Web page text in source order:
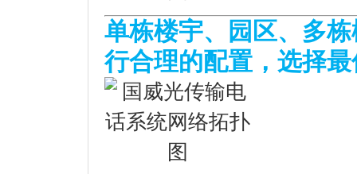
单栋楼宇、园区、多
行合理的配置，选择